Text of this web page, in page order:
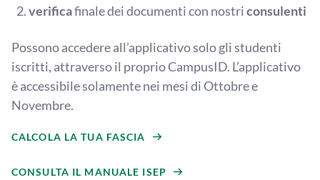
verificafinale dei documenti con nostriconsulenti
Possono accedere all’applicativo solo gli studenti
iscritti, attraverso il proprio CampusID. L’applicativo
è accessibile solamente nei mesi di Ottobre e
Novembre.
CALCOLA LA TUA FASCIA
CONSULTA IL MANUALE ISEP